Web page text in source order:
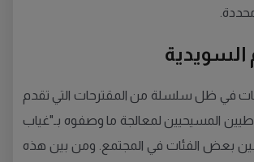
السويدية
في ظل سلسلة من المقترحات التي تقدم
المسيحيين لمعالجة ما وصفوه بـ"غياب
بين بعض الفئات في المجتمع. ومن بين هذه